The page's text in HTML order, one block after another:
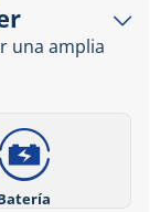
una amplia